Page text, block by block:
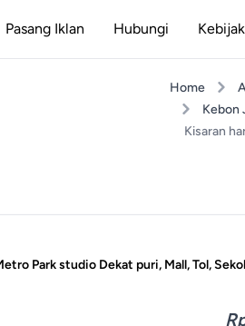
Pasang Iklan Hubungi
Home
Kebon
Kisaran
Park studio Dekat puri, Mall, Tol,